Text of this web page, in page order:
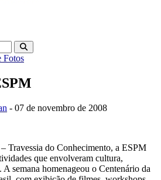
Fotos
- 07 de novembro de 2008
Travessia do Conhecimento, a ESPM
que envolveram cultura,
semana homenageou o Centenário da